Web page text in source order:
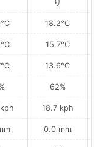
18.2°C
15.7°C
13.6°C
62%
18.7 kph
0.0 mm